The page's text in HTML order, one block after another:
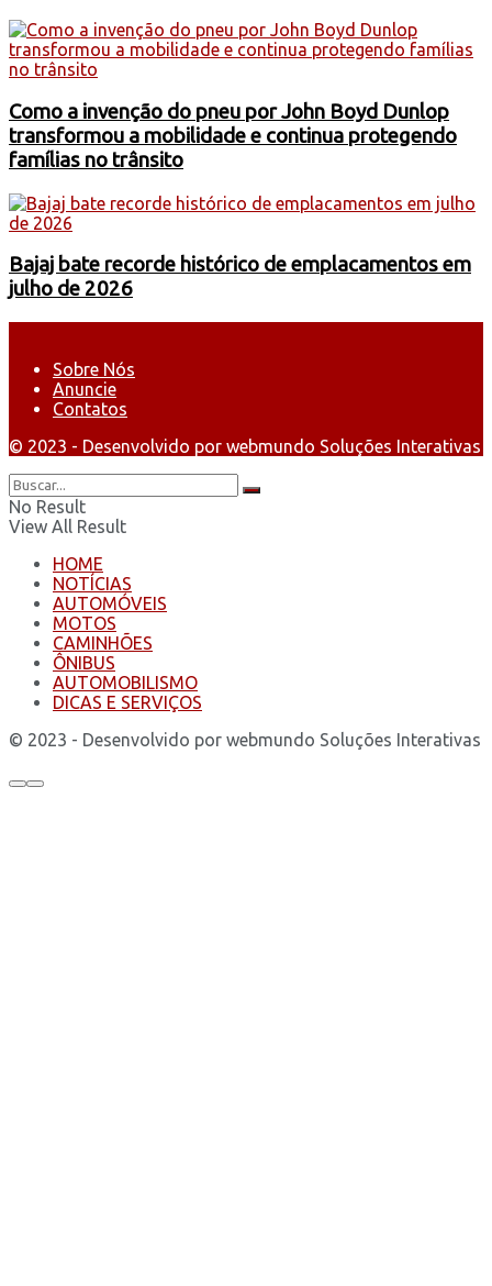
Como a invenção do pneu por John Boyd Dunlop
transformou a mobilidade e continua protegendo
famílias no trânsito
Bajaj bate recorde histórico de emplacamentos em
julho de 2026
Sobre Nós
Anuncie
Contatos
© 2023 - Desenvolvido por webmundo Soluções Interativas
No Result
View All Result
HOME
NOTÍCIAS
AUTOMÓVEIS
MOTOS
CAMINHÕES
ÔNIBUS
AUTOMOBILISMO
DICAS E SERVIÇOS
© 2023 - Desenvolvido por webmundo Soluções Interativas